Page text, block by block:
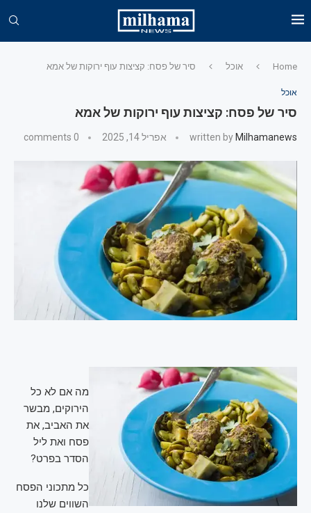
Home אוכל סיר של פסח: קציצות עוף ירוקות של אמא
אוכל
סיר של פסח: קציצות עוף ירוקות של אמא
written by Milhamanews אפריל 14, 2025 0 comments
מה אם לא כל
הירוקים, מבשר
את האביב, את
פסח ואת ליל
הסדר בפרט?
כל מתכוני הפסח
השווים שלנו